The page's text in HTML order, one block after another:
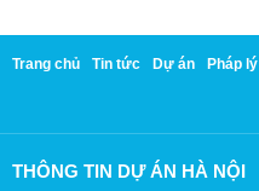
Trang chủ Tin tức Dự án Pháp lý
THÔNG TIN DỰ ÁN HÀ NỘI